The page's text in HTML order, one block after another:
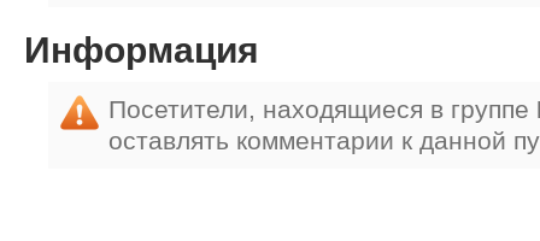
Информация
Посетители, находящиеся в группе
оставлять комментарии к данной